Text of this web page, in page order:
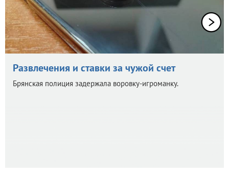
Развлечения и ставки за чужой счет
Брянская полиция задержала воровку-игроманку.